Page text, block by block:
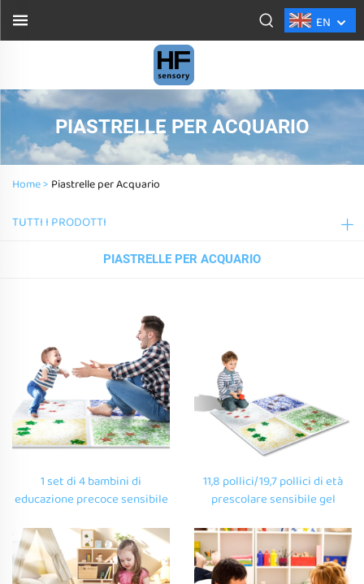
EN
PIASTRELLE PER ACQUARIO
Home > Piastrelle per Acquario
TUTTI I PRODOTTI
PIASTRELLE PER ACQUARIO
1 set di 4 bambini di
educazione precoce sensibile
piastrelle sensoriale stanza
autistici giocattoli per
bambini
11,8 pollici/19,7 pollici di età
prescolare sensibile gel
pavimento piastrelle di
sensori attrezzature giochi
per bambini autistici